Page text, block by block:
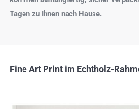
Tagen zu Ihnen nach Hause.
Fine Art Print im Echtholz-